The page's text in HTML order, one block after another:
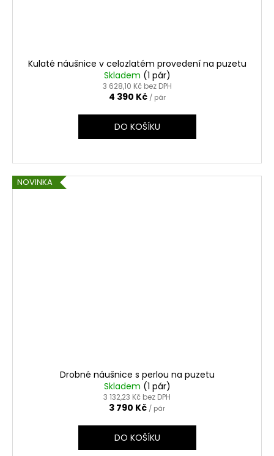
Kulaté náušnice v celozlatém provedení na puzetu
Skladem (1 pár)
3 628,10 Kč bez DPH
4 390 Kč / pár
DO KOŠÍKU
NOVINKA
Drobné náušnice s perlou na puzetu
Skladem (1 pár)
3 132,23 Kč bez DPH
3 790 Kč / pár
DO KOŠÍKU